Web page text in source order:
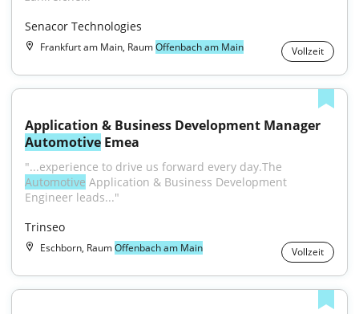
Senacor Technologies
Frankfurt am Main, RaumOffenbach am Main Vollzeit
Automotive Emea
Automotive Application & Business Development
Engineer leads..."
Trinseo
Eschborn, RaumOffenbach am Main Vollzeit